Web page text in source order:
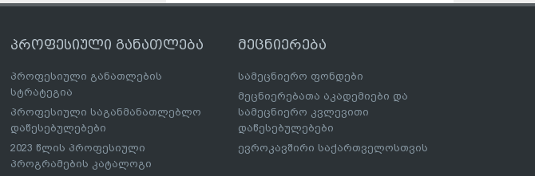
პროფესიული განათლება
პროფესიული განათლების
სტრატეგია
პროფესიული საგანმანათლებლო
დაწესებულებები
2023 წლის პროფესიული
პროგრამების კატალოგი
მეცნიერება
სამეცნიერო ფონდები
მეცნიერებათა აკადემიები და
სამეცნიერო კვლევითი
დაწესებულებები
ევროკავშირი საქართველოსთვის